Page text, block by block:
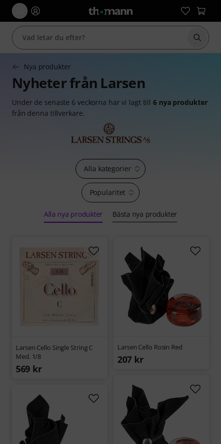
Börja
Nya produkter
Nyheter från Larsen
Under de senaste 6 veckorna har vi lagt till6 nya produkter
från denna tillverkare.
Popularitet
Alla kategorier
Alla nya produkter Bästa nya produkter
Larsen Cello Single String C
Med. 1/8
569 kr
Larsen Cello Rosin Red
207 kr